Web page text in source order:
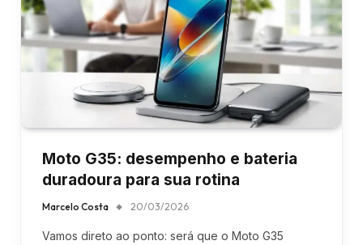
Moto G35: desempenho e bateria
duradoura para sua rotina
Marcelo Costa 20/03/2026
Vamos direto ao ponto: será que o Moto G35